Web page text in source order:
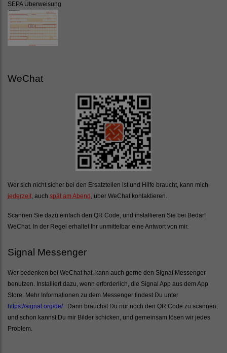
SEPA Überweisung
WeChat
Wer sich nicht sicher bei den Ersatzteilen ist und Hilfe braucht, kann mich
jederzeit , auch spät am Abend , über WeChat kontaktieren.
Scannen Sie dazu einfach den QR Code, und installieren Sie bei Bedarf
WeChat. In der Regel erhaltet Ihr unmittelbar eine Antwort von mir.
Signal Messenger
Wer bedenken bei WeChat hat, kann auch gerne den Signal Messenger
benutzen. Installiert dazu, wenn erforderlich, die Signal App aus dem App
Store. Mehr Informationen zu dem Messenger findest Du unter
https://signal.org/de/ . Dann brauchst Du nur noch den QR Code zu scannen,
und schon kannst Du mir Bilder schicken, und gemeinsam lösen wir jedes
Problem.